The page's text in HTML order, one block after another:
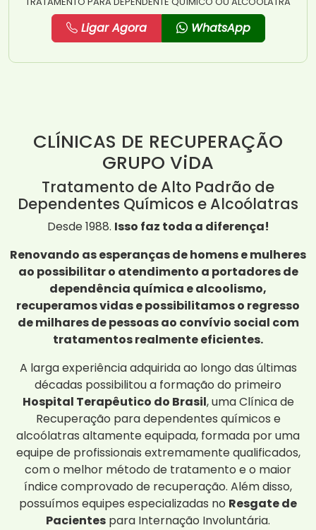
Ligar Agora WhatsApp
CLÍNICAS DE RECUPERAÇÃO
GRUPO ViDA
Tratamento de Alto Padrão de
Dependentes Químicos e Alcoólatras
Desde 1988. Isso faz toda a diferença!
Renovando as esperanças de homens e mulheres
ao possibilitar o atendimento a portadores de
dependência química e alcoolismo,
recuperamos vidas e possibilitamos o regresso
de milhares de pessoas ao convívio social com
tratamentos realmente eficientes.
A larga experiência adquirida ao longo das últimas
décadas possibilitou a formação do primeiro
Hospital Terapêutico do Brasil, uma Clínica de
Recuperação para dependentes químicos e
alcoólatras altamente equipada, formada por uma
equipe de profissionais extremamente qualificados,
com o melhor método de tratamento e o maior
índice comprovado de recuperação. Além disso,
possuímos equipes especializadas no Resgate de
Pacientes para Internação Involuntária.